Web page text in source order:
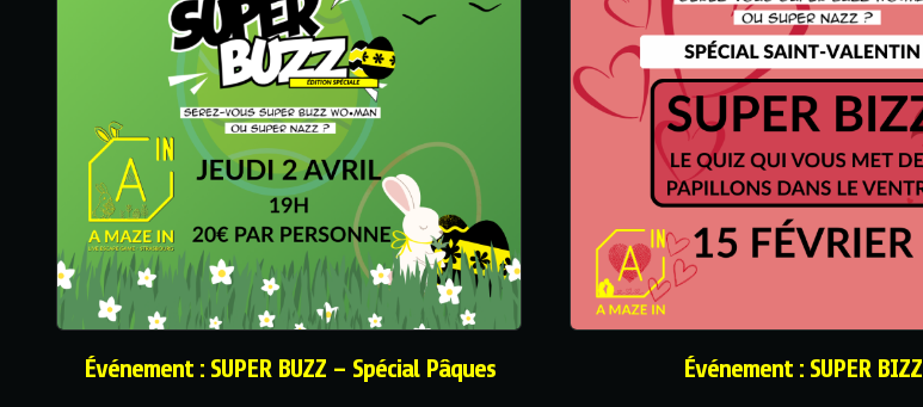
Événement : SUPER BUZZ – Spécial Pâques Événement : SUPER BIZZ